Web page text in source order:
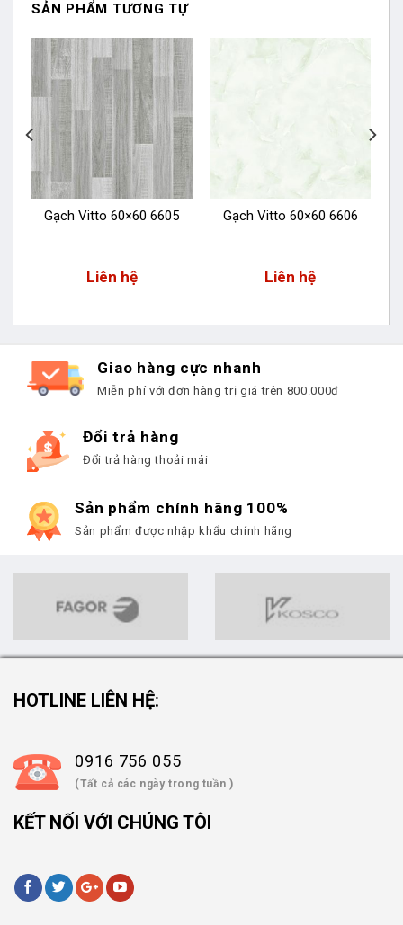
SẢN PHẨM TƯƠNG TỰ
Gạch Vitto 60×60 6605
Liên hệ
Gạch Vitto 60×60 6606
Liên hệ
Giao hàng cực nhanh
Miễn phí với đơn hàng trị giá trên 800.000đ
Đổi trả hàng
Đổi trả hàng thoải mái
Sản phẩm chính hãng 100%
Sản phẩm được nhập khẩu chính hãng
HOTLINE LIÊN HỆ:
0916 756 055
(Tất cả các ngày trong tuần )
KẾT NỐI VỚI CHÚNG TÔI